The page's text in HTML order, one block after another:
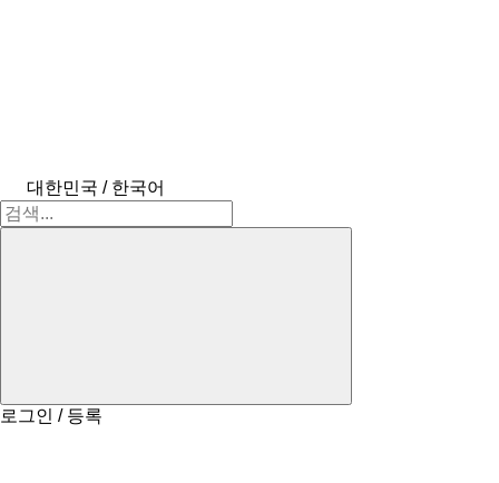
대한민국 / 한국어
로그인 / 등록